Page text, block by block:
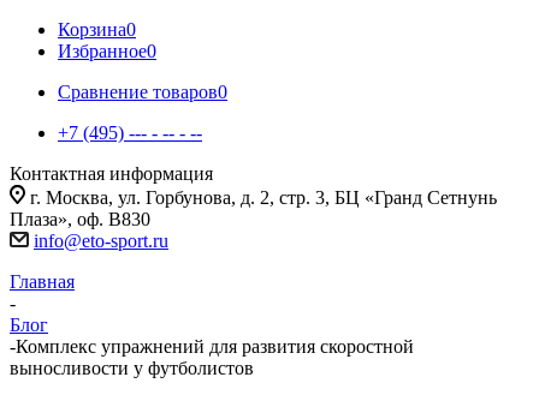
Корзина0
Избранное0
Сравнение товаров0
+7 (495) --- - -- - --
Контактная информация
г. Москва, ул. Горбунова, д. 2, стр. 3, БЦ «Гранд Сетнунь
Плаза», оф. В830
info@eto-sport.ru
Главная
-
Блог
-Комплекс упражнений для развития скоростной
выносливости у футболистов